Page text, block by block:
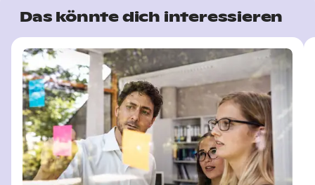
Das könnte dich interessieren